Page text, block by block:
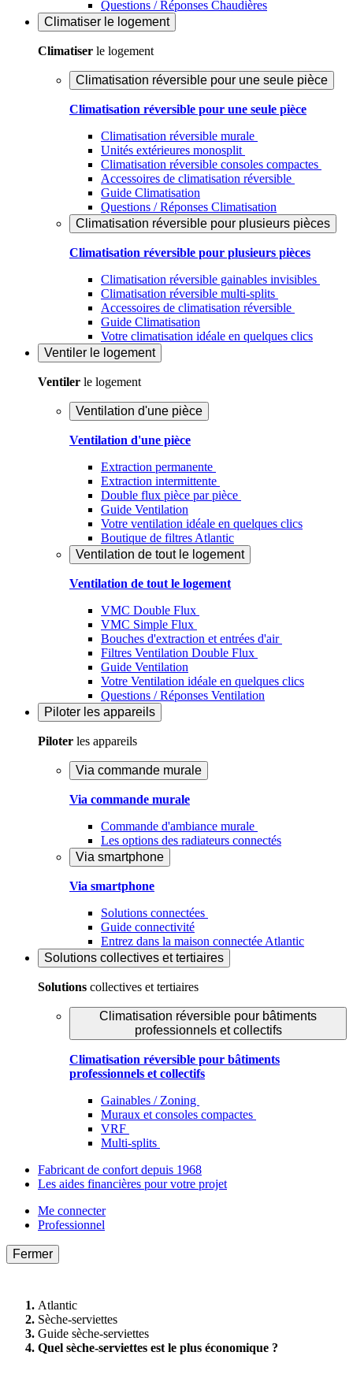
Questions / Réponses Chaudières
Climatiser le logement
Climatiser le logement
Climatisation réversible pour une seule pièce
Climatisation réversible pour une seule pièce
Climatisation réversible murale
Unités extérieures monosplit
Climatisation réversible consoles compactes
Accessoires de climatisation réversible
Guide Climatisation
Questions / Réponses Climatisation
Climatisation réversible pour plusieurs pièces
Climatisation réversible pour plusieurs pièces
Climatisation réversible gainables invisibles
Climatisation réversible multi-splits
Accessoires de climatisation réversible
Guide Climatisation
Votre climatisation idéale en quelques clics
Ventiler le logement
Ventiler le logement
Ventilation d'une pièce
Ventilation d'une pièce
Extraction permanente
Extraction intermittente
Double flux pièce par pièce
Guide Ventilation
Votre ventilation idéale en quelques clics
Boutique de filtres Atlantic
Ventilation de tout le logement
Ventilation de tout le logement
VMC Double Flux
VMC Simple Flux
Bouches d'extraction et entrées d'air
Filtres Ventilation Double Flux
Guide Ventilation
Votre Ventilation idéale en quelques clics
Questions / Réponses Ventilation
Piloter les appareils
Piloter les appareils
Via commande murale
Via commande murale
Commande d'ambiance murale
Les options des radiateurs connectés
Via smartphone
Via smartphone
Solutions connectées
Guide connectivité
Entrez dans la maison connectée Atlantic
Solutions collectives et tertiaires
Solutions collectives et tertiaires
Climatisation réversible pour bâtiments
professionnels et collectifs
Climatisation réversible pour bâtiments
professionnels et collectifs
Gainables / Zoning
Muraux et consoles compactes
VRF
Multi-splits
Fabricant de confort depuis 1968
Les aides financières pour votre projet
Me connecter
Professionnel
Fermer
Atlantic
Sèche-serviettes
Guide sèche-serviettes
Quel sèche-serviettes est le plus économique ?